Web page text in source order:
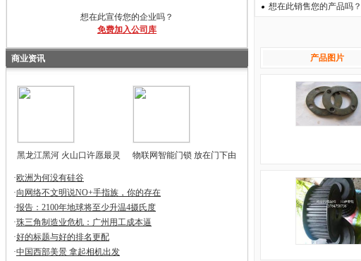
想在此宣传您的企业吗？
免费加入公司库
商业资讯
黑龙江黑河 火山口许愿最灵 物联网智能门锁 放在门下由
·欧洲为何没有硅谷
·向网络不文明说NO+手指族，你的存在
·报告：2100年地球将至少升温4摄氏度
·珠三角制造业危机：广州用工成本逼
·好的标题与好的排名更配
·中国西部美景 拿起相机出发
想在此销售您的产品吗？
产品图片